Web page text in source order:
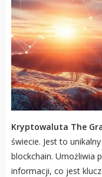
Kryptowaluta The
świecie. Jest to
blockchain. Umożliwia
informacji, co jest